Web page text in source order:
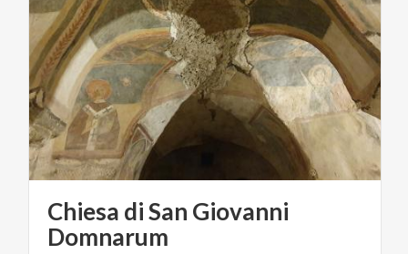
Chiesa di San Giovanni
Domnarum